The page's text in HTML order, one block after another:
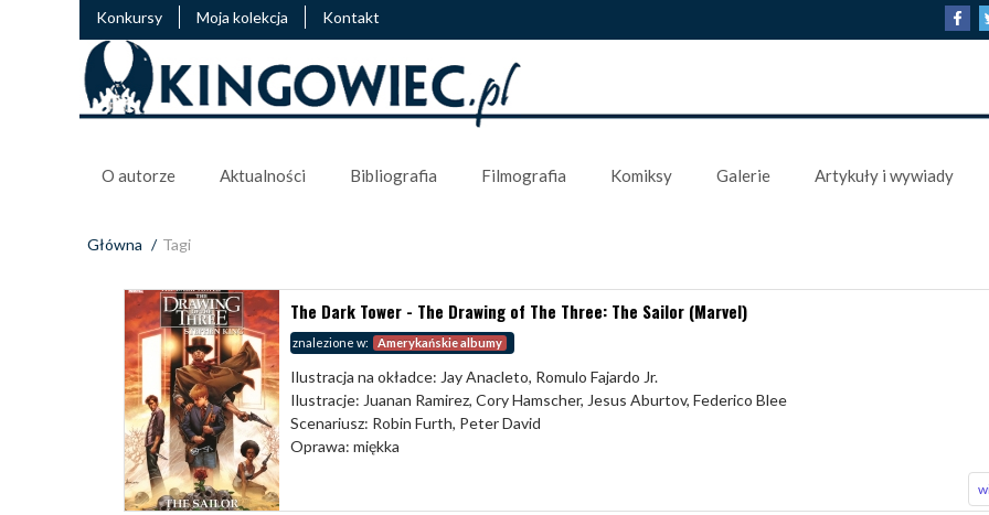
Konkursy Moja kolekcja Kontakt
O autorze Aktualności Bibliografia Filmografia Komiksy Galerie Artykuły i wywiady
Główna / Tagi
The Dark Tower - The Drawing of The Three: The Sailor (Marvel)
znalezione w: Amerykańskie albumy
Ilustracja na okładce: Jay Anacleto, Romulo Fajardo Jr.
Ilustracje: Juanan Ramirez, Cory Hamscher, Jesus Aburtov, Federico Blee
Scenariusz: Robin Furth, Peter David
Oprawa: miękka